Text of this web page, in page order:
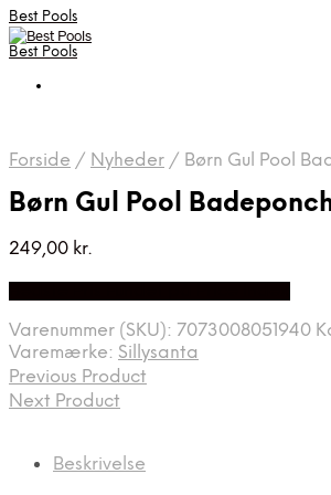
Best Pools
Best Pools
Forside / Nyheder / Børn Gul Pool
Børn Gul Pool
249,00 kr.
Varenummer (SKU): 7073008051940
Varemærke: Sillysanta
Previous Product
Next Product
Beskrivelse